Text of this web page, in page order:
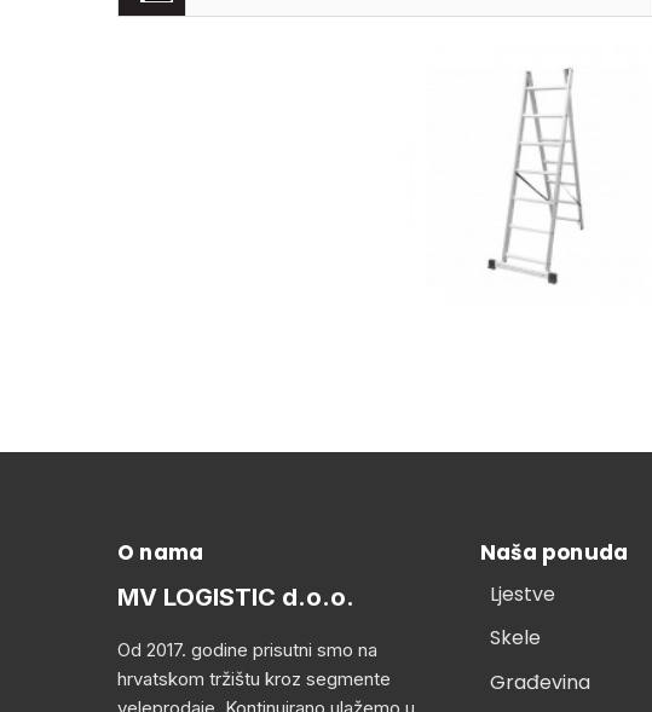
O nama
MV LOGISTIC d.o.o.
Od 2017. godine prisutni smo na
hrvatskom tržištu kroz segmente
Naša ponuda
Ljestve
Skele
Građevina